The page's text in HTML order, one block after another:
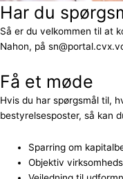
Har du
Så er du velkommen til at
Nahon, på
Få et møde
Hvis du har spørgsmål til,
bestyrelsesposter, så kan
Sparring om
Objektiv